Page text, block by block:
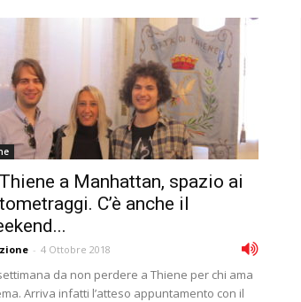
a Manhattan, spazio ai
C’è anche il
- 4 Ottobre 2018
da non perdere a Thiene per chi ama
Arriva infatti l’atteso appuntamento con il